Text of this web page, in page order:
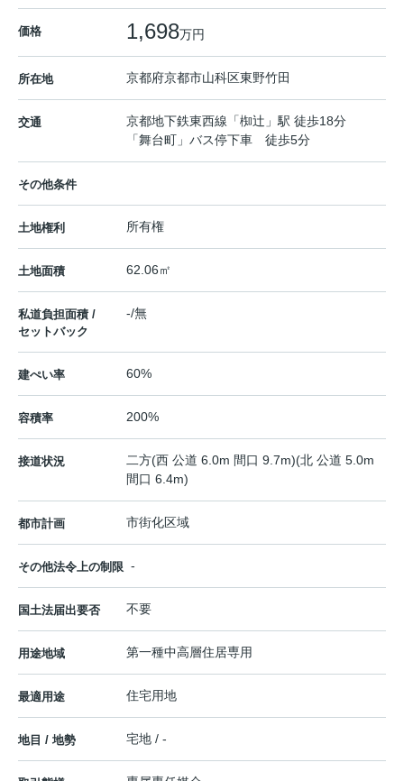
価格 1,698万円
所在地 京都府京都市山科区東野竹田
交通 京都地下鉄東西線 「椥辻 」駅 徒歩18分
「舞台町」バス停下車 徒歩5分
その他条件
土地権利 所有権
土地面積 62.06㎡
私道負担面積 /
セットバック
-/無
建ぺい率 60%
容積率 200%
接道状況
二方(西 公道 6.0m 間口 9.7m)(北 公道 5.0m
間口 6.4m)
都市計画 市街化区域
その他法令上の制限 -
国土法届出要否 不要
用途地域 第一種中高層住居専用
最適用途 住宅用地
地目 / 地勢 宅地 / -